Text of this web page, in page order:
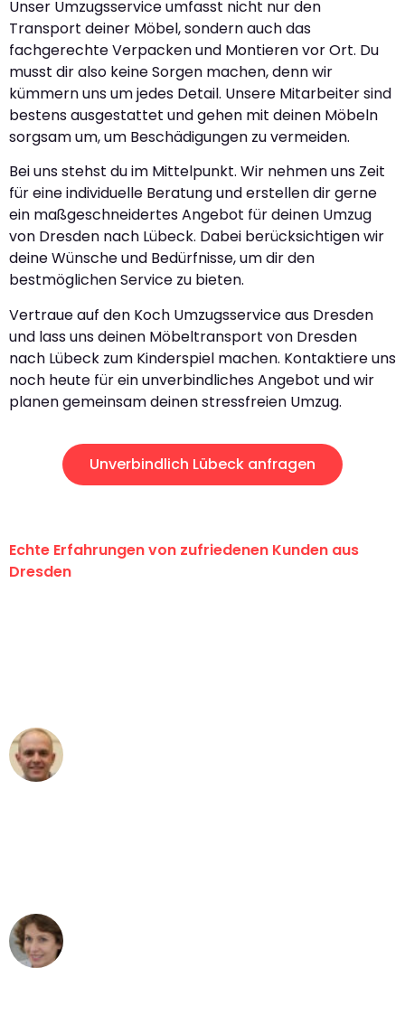
Unser Umzugsservice umfasst nicht nur den
Transport deiner Möbel, sondern auch das
fachgerechte Verpacken und Montieren vor Ort. Du
musst dir also keine Sorgen machen, denn wir
kümmern uns um jedes Detail. Unsere Mitarbeiter sind
bestens ausgestattet und gehen mit deinen Möbeln
sorgsam um, um Beschädigungen zu vermeiden.
Bei uns stehst du im Mittelpunkt. Wir nehmen uns Zeit
für eine individuelle Beratung und erstellen dir gerne
ein maßgeschneidertes Angebot für deinen Umzug
von Dresden nach Lübeck. Dabei berücksichtigen wir
deine Wünsche und Bedürfnisse, um dir den
bestmöglichen Service zu bieten.
Vertraue auf den Koch Umzugsservice aus Dresden
und lass uns deinen Möbeltransport von Dresden
nach Lübeck zum Kinderspiel machen. Kontaktiere uns
noch heute für ein unverbindliches Angebot und wir
planen gemeinsam deinen stressfreien Umzug.
Unverbindlich Lübeck anfragen
Echte Erfahrungen von zufriedenen Kunden aus
Dresden